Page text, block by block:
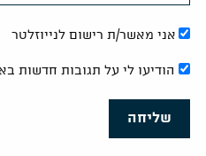
אני מאשר/ת רישום לנייוזלטר
הודיעו לי על תגובות חדשות
שליחה